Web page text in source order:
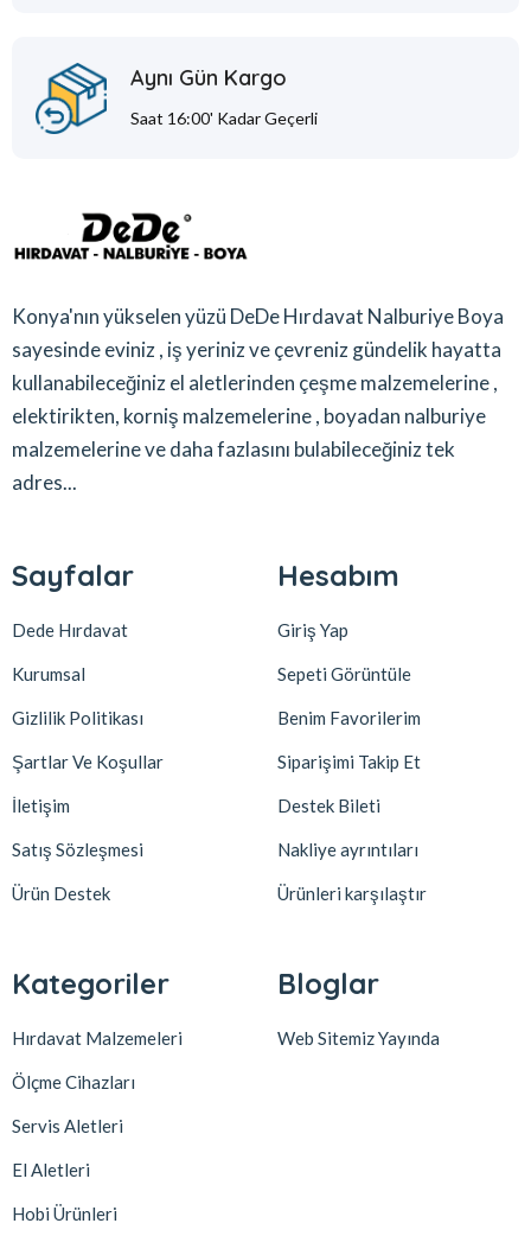
Aynı Gün Kargo
Saat 16:00' Kadar Geçerli
Konya'nın yükselen yüzü DeDe Hırdavat Nalburiye Boya
sayesinde eviniz , iş yeriniz ve çevreniz gündelik hayatta
kullanabileceğiniz el aletlerinden çeşme malzemelerine ,
elektirikten, korniş malzemelerine , boyadan nalburiye
malzemelerine ve daha fazlasını bulabileceğiniz tek
adres...
Sayfalar
Dede Hırdavat
Kurumsal
Gizlilik Politikası
Şartlar Ve Koşullar
İletişim
Satış Sözleşmesi
Ürün Destek
Hesabım
Giriş Yap
Sepeti Görüntüle
Benim Favorilerim
Siparişimi Takip Et
Destek Bileti
Nakliye ayrıntıları
Ürünleri karşılaştır
Kategoriler
Hırdavat Malzemeleri
Ölçme Cihazları
Servis Aletleri
El Aletleri
Hobi Ürünleri
Bloglar
Web Sitemiz Yayında